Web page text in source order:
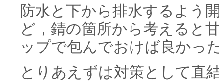
防水と下から排水するよう
ど，錆の箇所から考えると
ップで包んでおけば良かっ
とりあえずは対策として直